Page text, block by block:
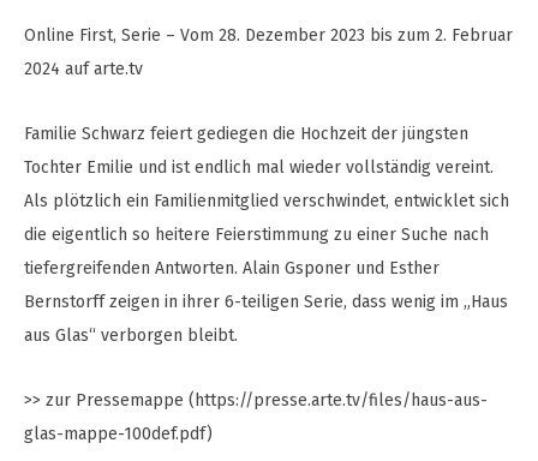
Online First, Serie – Vom 28. Dezember 2023 bis zum 2. Februar
2024 auf arte.tv
Familie Schwarz feiert gediegen die Hochzeit der jüngsten
Tochter Emilie und ist endlich mal wieder vollständig vereint.
Als plötzlich ein Familienmitglied verschwindet, entwicklet sich
die eigentlich so heitere Feierstimmung zu einer Suche nach
tiefergreifenden Antworten. Alain Gsponer und Esther
Bernstorff zeigen in ihrer 6-teiligen Serie, dass wenig im „Haus
aus Glas“ verborgen bleibt.
>> zur Pressemappe (https://presse.arte.tv/files/haus-aus-
glas-mappe-100def.pdf)